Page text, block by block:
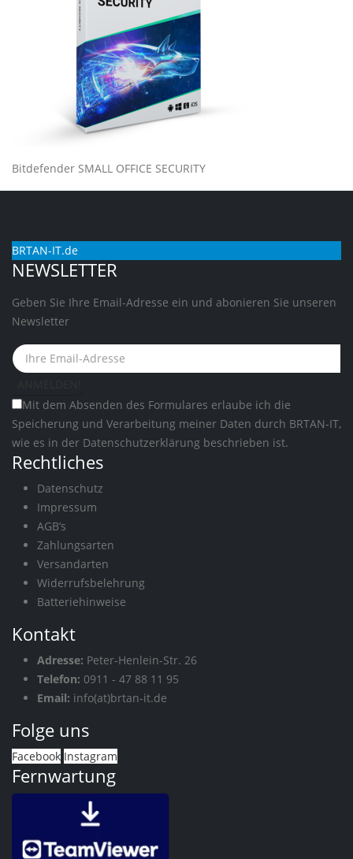
Bitdefender SMALL OFFICE SECURITY
BRTAN-IT.de
NEWSLETTER
Geben Sie Ihre Email-Adresse ein und abonieren Sie unseren
Newsletter
Mit dem Absenden des Formulares erlaube ich die
Speicherung und Verarbeitung meiner Daten durch BRTAN-IT,
wie es in der Datenschutzerklärung beschrieben ist.
Rechtliches
Datenschutz
Impressum
AGB’s
Zahlungsarten
Versandarten
Widerrufsbelehrung
Batteriehinweise
Kontakt
Adresse: Peter-Henlein-Str. 26
Telefon: 0911 - 47 88 11 95
Email: info(at)brtan-it.de
Folge uns
Facebook Instagram
Fernwartung